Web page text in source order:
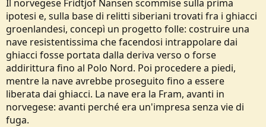
s
i
o
n
e
Il norvegese Fridtjof Nansen scommise sulla prima
ipotesi e, sulla base di relitti siberiani trovati fra i ghiacci
groenlandesi, concepì un progetto folle: costruire una
nave resistentissima che facendosi intrappolare dai
ghiacci fosse portata dalla deriva verso o forse
addirittura fino al Polo Nord. Poi procedere a piedi,
mentre la nave avrebbe proseguito fino a essere
liberata dai ghiacci. La nave era la Fram, avanti in
norvegese: avanti perché era un'impresa senza vie di
fuga.